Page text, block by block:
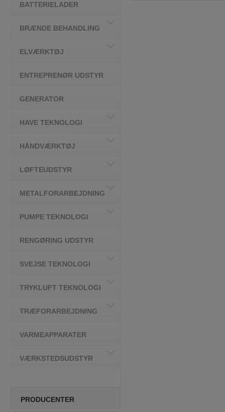
BATTERIELADER
BRÆNDE BEHANDLING
ELVÆRKTØJ
ENTREPRENØR UDSTYR
GENERATOR
HAVE TEKNOLOGI
HÅNDVÆRKTØJ
LØFTEUDSTYR
METALFORARBEJDNING
PUMPE TEKNOLOGI
RENGØRING UDSTYR
SVEJSE TEKNOLOGI
TRYKLUFT TEKNOLOGI
TRÆFORARBEJDNING
VARMEAPPARATER
VÆRKSTEDSUDSTYR
PRODUCENTER